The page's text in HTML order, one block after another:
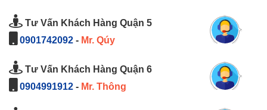
Tư Vấn Khách Hàng Quận 5
0901742092 - Mr. Qúy
Tư Vấn Khách Hàng Quận 6
0904991912 - Mr. Thông